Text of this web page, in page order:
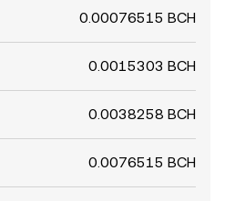
0.00076515 BCH
0.0015303 BCH
0.0038258 BCH
0.0076515 BCH